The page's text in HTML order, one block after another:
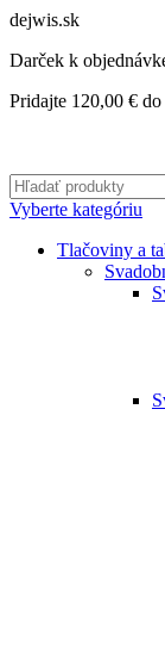
dejwis.sk
Darček k
Pridajte 120,00 € do
Vyberte kategóriu
Tlačoviny a